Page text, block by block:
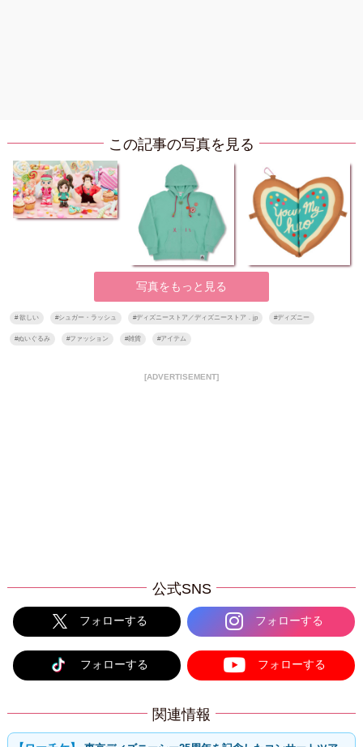
この記事の写真を見る
写真をもっと見る
#欲しい #シュガー・ラッシュ #ディズニーストア／ディズニーストア．jp #ディズニー
#ぬいぐるみ #ファッション #雑貨 #アイテム
[ADVERTISEMENT]
公式SNS
フォローする フォローする
フォローする フォローする
関連情報